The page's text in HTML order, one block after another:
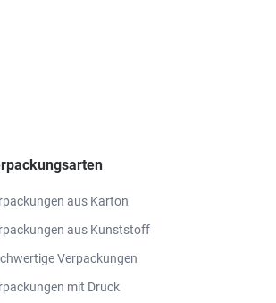
aus Karton
aus Kunststoff
Verpackungen
mit Druck